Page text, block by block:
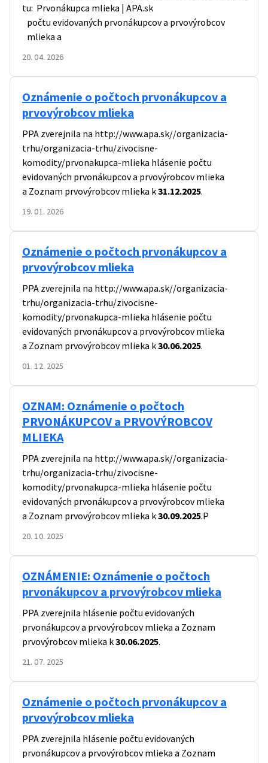
tu: Prvonákupca mlieka | APA.sk
počtu evidovaných prvonákupcov a prvovýrobcov
mlieka a
20. 04. 2026
Oznámenie o počtoch prvonákupcov a
prvovýrobcov mlieka
PPA zverejnila na http://www.apa.sk//organizacia-
trhu/organizacia-trhu/zivocisne-
komodity/prvonakupca-mlieka hlásenie počtu
evidovaných prvonákupcov a prvovýrobcov mlieka
a Zoznam prvovýrobcov mlieka k31.12.2025.
19. 01. 2026
Oznámenie o počtoch prvonákupcov a
prvovýrobcov mlieka
PPA zverejnila na http://www.apa.sk//organizacia-
trhu/organizacia-trhu/zivocisne-
komodity/prvonakupca-mlieka hlásenie počtu
evidovaných prvonákupcov a prvovýrobcov mlieka
a Zoznam prvovýrobcov mlieka k30.06.2025.
01. 12. 2025
OZNAM: Oznámenie o počtoch
PRVONÁKUPCOV a PRVOVÝROBCOV
MLIEKA
PPA zverejnila na http://www.apa.sk//organizacia-
trhu/organizacia-trhu/zivocisne-
komodity/prvonakupca-mlieka hlásenie počtu
evidovaných prvonákupcov a prvovýrobcov mlieka
a Zoznam prvovýrobcov mlieka k30.09.2025.P
20. 10. 2025
OZNÁMENIE: Oznámenie o počtoch
prvonákupcov a prvovýrobcov mlieka
PPA zverejnila hlásenie počtu evidovaných
prvonákupcov a prvovýrobcov mlieka a Zoznam
prvovýrobcov mlieka k30.06.2025.
21. 07. 2025
Oznámenie o počtoch prvonákupcov a
prvovýrobcov mlieka
PPA zverejnila hlásenie počtu evidovaných
prvonákupcov a prvovýrobcov mlieka a Zoznam